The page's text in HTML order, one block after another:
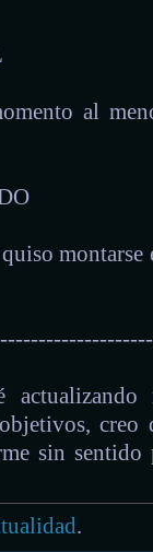
al
creo
sin sentido
.